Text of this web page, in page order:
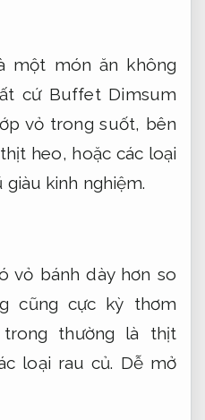
một món ăn không
cứ Buffet Dimsum
vỏ trong suốt, bên
heo, hoặc các loại
giàu kinh nghiệm.
vỏ bánh dày hơn so
cũng cực kỳ thơm
trong thường là thịt
loại rau củ. Dễ mở